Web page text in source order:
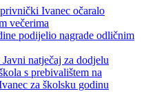
Ivanec očaralo
večerima
podijelio nagrade odličnim
natječaj za dodjelu
s prebivalištem na
za školsku godinu